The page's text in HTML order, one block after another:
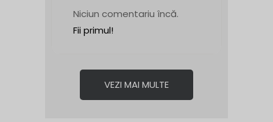
Niciun comentariu încă.
Fii primul!
VEZI MAI MULTE